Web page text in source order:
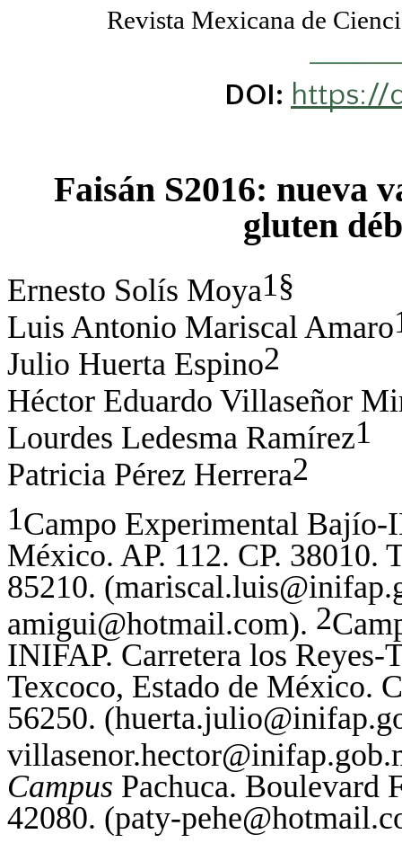
Revista Mexicana de
DOI: https://
Faisán S2016: nueva
gluten
Ernesto Solís Moya1§
Luis Antonio Mariscal Amaro
Julio Huerta Espino2
Héctor Eduardo Villaseñor
Lourdes Ledesma Ramírez1
Patricia Pérez Herrera2
1Campo Experimental Bajío-
México. AP. 112. CP. 38010.
85210. (
amigui@hotmail.com). 2
INIFAP. Carretera los
Texcoco, Estado de México.
56250. (
Campus Pachuca. Boulevard
42080. (paty-